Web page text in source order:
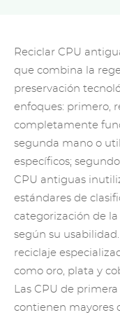
Reciclar CPU
que combina la
preservación
enfoques: primero,
completamente
segunda mano o
específicos;
CPU antiguas
estándares de
categorización de
según su
reciclaje
como oro, plata y
Las CPU de
contienen mayores